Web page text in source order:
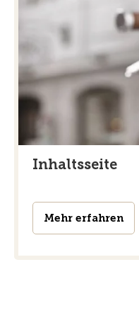
Inhaltsseite
Mehr erfahren